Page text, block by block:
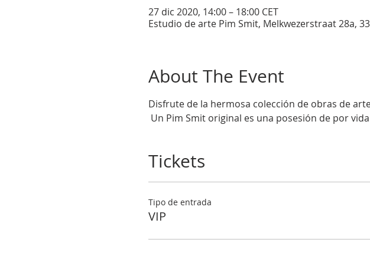
27 dic 2020, 14:00 – 18:00 CET
Estudio de arte Pim Smit, Melkwezerstraat 28a,
About The Event
Disfrute de la hermosa colección de obras de
Un Pim Smit original es una posesión de por
Tickets
Tipo de entrada
VIP